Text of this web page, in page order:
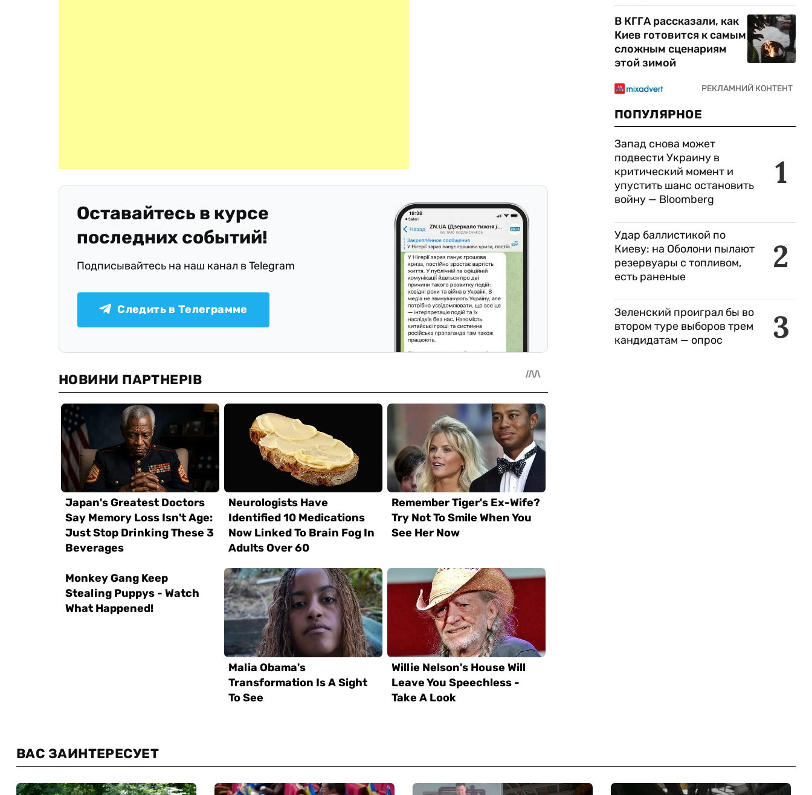
Оставайтесь в курсе
последних событий!
Подписывайтесь на наш канал в Telegram
Следить в Телеграмме
В КГГА рассказали, как
Киев готовится к самым
сложным сценариям
этой зимой
ПОПУЛЯРНОЕ
1
Запад снова может
подвести Украину в
критический момент и
упустить шанс остановить
войну — Bloomberg
2
Удар баллистикой по
Киеву: на Оболони пылают
резервуары с топливом,
есть раненые
3
Зеленский проиграл бы во
втором туре выборов трем
кандидатам — опрос
ВАС ЗАИНТЕРЕСУЕТ